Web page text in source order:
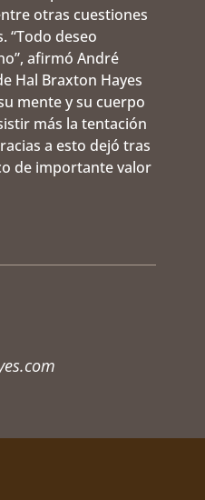
otras cuestiones
“Todo deseo
afirmó André
Hal Braxton Hayes
mente y su cuerpo
más la tentación
a esto dejó tras
de importante valor